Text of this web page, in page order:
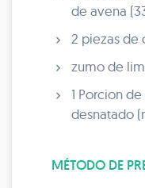
de avena
2 piezas de
zumo de
1 Porcion
desnatado
MÉTODO DE